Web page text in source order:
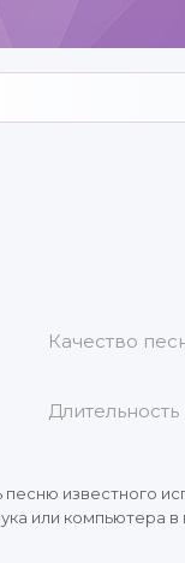
Качество
Длительность
известного
или компьютера в